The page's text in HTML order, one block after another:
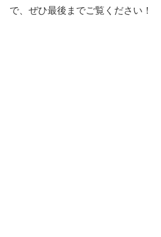
で、ぜひ最後までご覧ください！